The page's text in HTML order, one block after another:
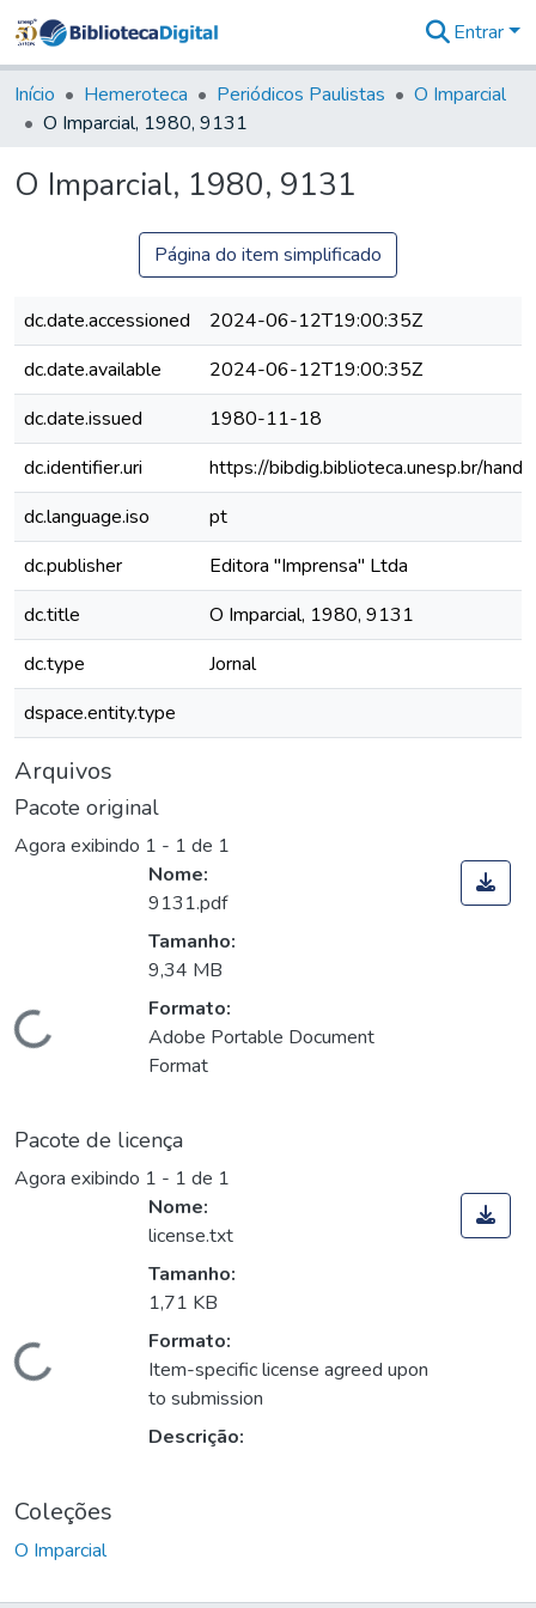
&
Coleções
Tudo na
Digital
Entrar
Início Hemeroteca Periódicos Paulistas
O Imparcial
O Imparcial, 1980, 9131
O Imparcial, 1980, 9131
Página do item simplificado
dc.date.accessioned
2024-06-12T19:00:35Z
dc.date.available
2024-06-12T19:00:35Z
dc.date.issued
1980-11-18
dc.identifier.uri
https://bibdig.biblioteca.unesp.br/
dc.language.iso
pt
dc.publisher
Editora "Imprensa" Ltda
dc.title
O Imparcial, 1980, 9131
dc.type
Jornal
dspace.entity.type
Arquivos
Pacote original
Agora exibindo 1 - 1 de 1
Carregando...
Nome:
9131.pdf
Tamanho:
9,34 MB
Formato:
Adobe Portable Document
Format
Pacote de licença
Agora exibindo 1 - 1 de 1
Carregando...
Nome:
license.txt
Tamanho:
1,71 KB
Formato:
Item-specific license agreed upon
to submission
Descrição:
Coleções
O Imparcial